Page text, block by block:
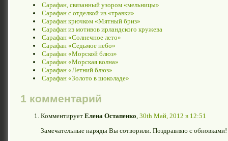
Сарафан, связанный узором «мельницы»
Сарафан с отделкой из «травки»
Сарафан крючком «Мятный бриз»
Сарафан из мотивов ирландского кружева
Сарафан «Солнечное лето»
Сарафан «Седьмое небо»
Сарафан «Морской блюз»
Сарафан «Морская волна»
Сарафан «Летний блюз»
Сарафан «Золото в шоколаде»
1 комментарий
Комментирует Елена Остапенко 30th Май, 2012 в 12:51
Замечательные наряды Вы сотворили. Поздравляю с обновками!